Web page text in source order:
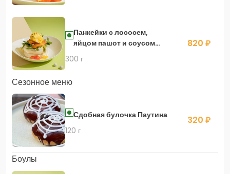
Панкейки с лососем,
яйцом пашот и соусом
голландез
300 г
820 ₽
Сезонное меню
Сдобная булочка Паутина
120 г
320 ₽
Боулы